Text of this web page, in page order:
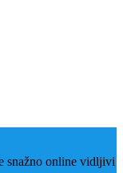
snažno online vidljivi